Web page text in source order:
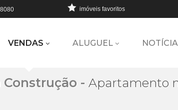
imóveis favoritos
VENDAS ALUGUEL
Construção - Apartamento